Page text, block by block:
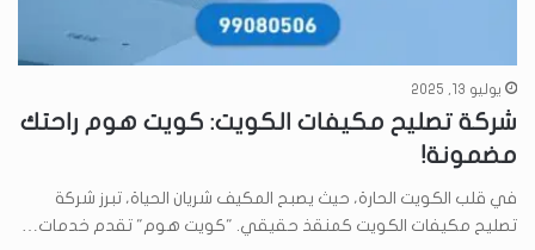
يوليو 13, 2025
شركة تصليح مكيفات الكويت: كويت هوم راحتك
مضمونة!
في قلب الكويت الحارة، حيث يصبح المكيف شريان الحياة، تبرز شركة
تصليح مكيفات الكويت كمنقذ حقيقي. "كويت هوم" تقدم خدمات…